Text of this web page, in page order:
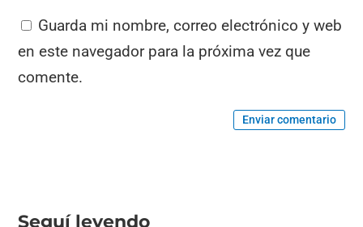
Guarda mi nombre, correo electrónico y web
en este navegador para la próxima vez que
comente.
Enviar comentario
Seguí leyendo